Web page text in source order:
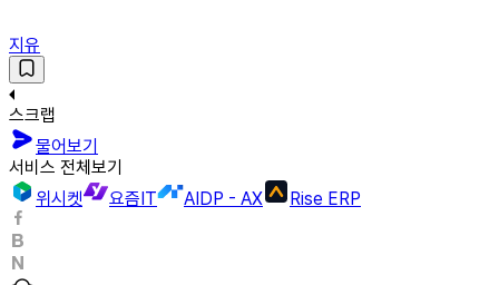
지유
스크랩
물어보기
서비스 전체보기
위시켓
요즘IT AIDP - AX Rise ERP